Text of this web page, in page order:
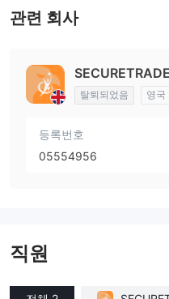
관련 회사
탈퇴되었음 영국
등록번호
05554956
직원